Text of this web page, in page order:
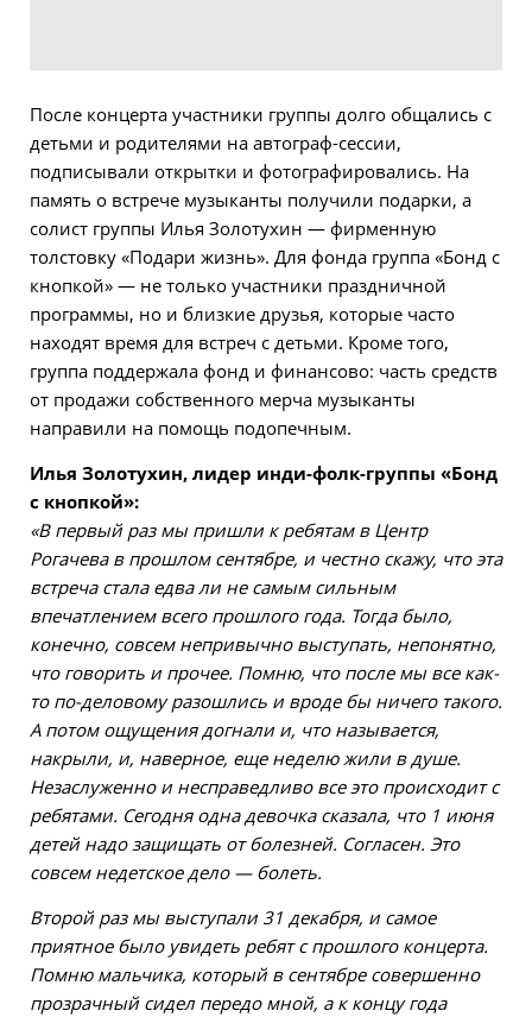
После концерта участники группы долго общались с
детьми и родителями на автограф-сессии,
подписывали открытки и фотографировались. На
память о встрече музыканты получили подарки, а
солист группы Илья Золотухин — фирменную
толстовку «Подари жизнь». Для фонда группа «Бонд с
кнопкой» — не только участники праздничной
программы, но и близкие друзья, которые часто
находят время для встреч с детьми. Кроме того,
группа поддержала фонд и финансово: часть средств
от продажи собственного мерча музыканты
направили на помощь подопечным.
Илья Золотухин, лидер инди-фолк-группы «Бонд
с кнопкой»:
«В первый раз мы пришли к ребятам в Центр
Рогачева в прошлом сентябре, и честно скажу, что эта
встреча стала едва ли не самым сильным
впечатлением всего прошлого года. Тогда было,
конечно, совсем непривычно выступать, непонятно,
что говорить и прочее. Помню, что после мы все как-
то по-деловому разошлись и вроде бы ничего такого.
А потом ощущения догнали и, что называется,
накрыли, и, наверное, еще неделю жили в душе.
Незаслуженно и несправедливо все это происходит с
ребятами. Сегодня одна девочка сказала, что 1 июня
детей надо защищать от болезней. Согласен. Это
совсем недетское дело — болеть.
Второй раз мы выступали 31 декабря, и самое
приятное было увидеть ребят с прошлого концерта.
Помню мальчика, который в сентябре совершенно
прозрачный сидел передо мной, а к концу года